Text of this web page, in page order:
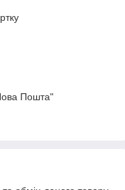
Пошта"